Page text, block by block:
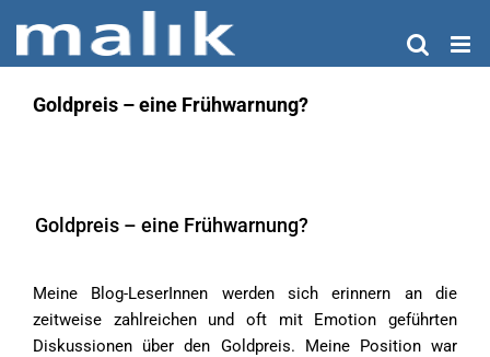
Inhalt
springen
Goldpreis – eine Frühwarnung?
Goldpreis – eine Frühwarnung?
Meine Blog-LeserInnen werden sich erinnern an die
zeitweise zahlreichen und oft mit Emotion geführten
Diskussionen über den Goldpreis. Meine Position war